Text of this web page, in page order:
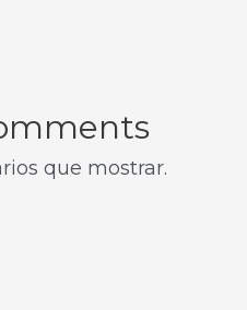
que mostrar.